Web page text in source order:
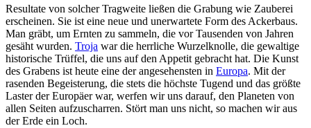
Resultate von solcher Tragweite ließen die Grabung wie Zauberei
erscheinen. Sie ist eine neue und unerwartete Form des Ackerbaus.
Man gräbt, um Ernten zu sammeln, die vor Tausenden von Jahren
gesäht wurden. Troja war die herrliche Wurzelknolle, die gewaltige
historische Trüffel, die uns auf den Appetit gebracht hat. Die Kunst
des Grabens ist heute eine der angesehensten in Europa. Mit der
rasenden Begeisterung, die stets die höchste Tugend und das größte
Laster der Europäer war, werfen wir uns darauf, den Planeten von
allen Seiten aufzuscharren. Stört man uns nicht, so machen wir aus
der Erde ein Loch.